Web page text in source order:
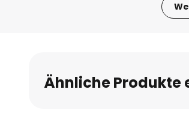
Bildgalerie
springen
Ähnliche Produkte